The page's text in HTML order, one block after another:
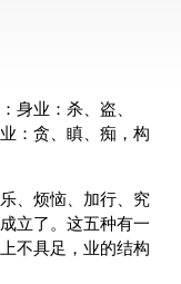
身业：杀、盗、
：贪、瞋、痴，构
、烦恼、加行、究
立了。这五种有一
不具足，业的结构